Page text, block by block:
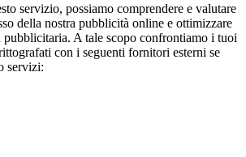
servizio, possiamo comprendere e valutare
della nostra pubblicità online e ottimizzare
pubblicitaria. A tale scopo confrontiamo i tuoi
con i seguenti fornitori esterni se
servizi: